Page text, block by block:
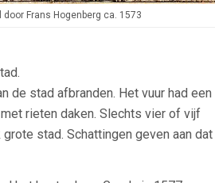
Frans Hogenberg ca. 1573
de stad afbranden. Het vuur had een
rieten daken. Slechts vier of vijf
stad. Schattingen geven aan dat